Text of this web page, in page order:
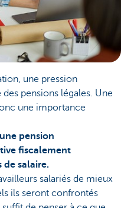
une pression
pensions légales. Une
une importance
pension
fiscalement
salaire.
salariés de mieux
ils seront confrontés